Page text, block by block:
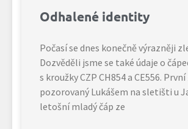
Odhalené identity
Počasí se dnes konečně výrazněji
Dozvěděli jsme se také údaje o
s kroužky CZP CH854 a CE556.
pozorovaný Lukášem na sletišti u
letošní mladý čáp ze